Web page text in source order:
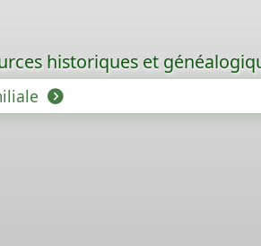
historiques et